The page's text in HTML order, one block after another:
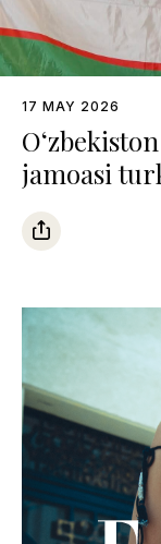
17 MAY 2026
jamoasi
egalladi